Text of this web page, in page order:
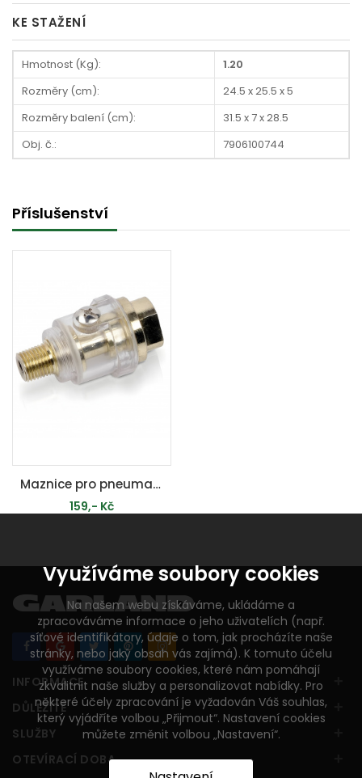
KE STAŽENÍ
Hmotnost (Kg):
1.20
Rozměry (cm):
24.5 x 25.5 x 5
Rozměry balení (cm):
31.5 x 7 x 28.5
Obj. č.:
7906100744
Příslušenství
Maznice pro pneumatické nářadí ( 1/4" )
159,- Kč
INFORMACE
DŮLEŽITÉ
SLUŽBY
OTEVÍRACÍ DOBA
Využíváme soubory cookies
Na našem webu získáváme, ukládáme a
zpracováváme informace o jeho uživatelích (např.
síťové identifikátory, údaje o tom, jak procházíte naše
stránky, nebo jaký obsah vás zajímá). K tomuto účelu
využíváme soubory cookies, které nám pomáhají
zkvalitnit naše služby a personalizovat nabídky. Pro
některé účely zpracování je vyžadován Váš souhlas,
který vyjádříte volbou „Přijmout“. Nastavení cookies
můžete změnit volbou „Nastavení“.